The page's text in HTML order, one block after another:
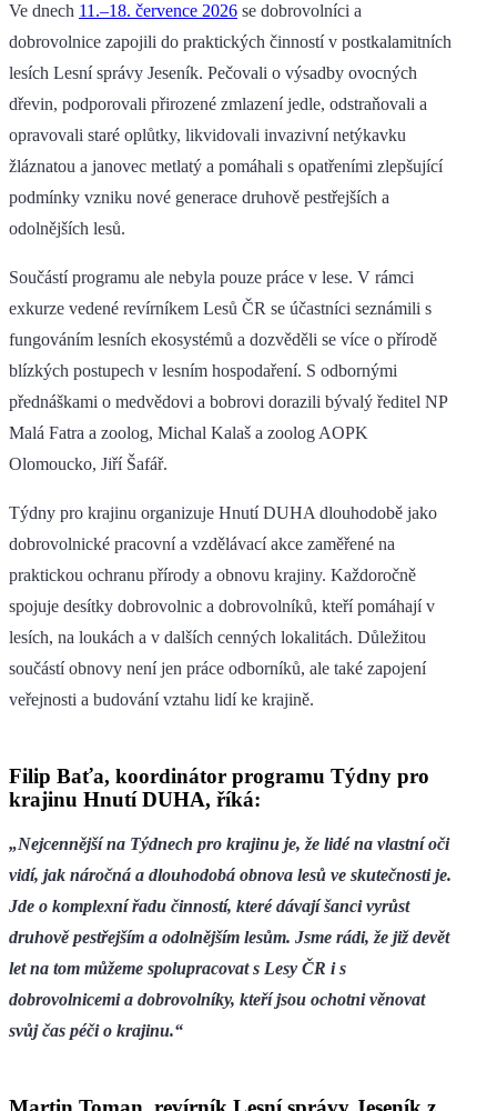
Ve dnech 11.–18. července 2026 se dobrovolníci a
dobrovolnice zapojili do praktických činností v postkalamitních
lesích Lesní správy Jeseník. Pečovali o výsadby ovocných
dřevin, podporovali přirozené zmlazení jedle, odstraňovali a
opravovali staré oplůtky, likvidovali invazivní netýkavku
žláznatou a janovec metlatý a pomáhali s opatřeními zlepšující
podmínky vzniku nové generace druhově pestřejších a
odolnějších lesů.
Součástí programu ale nebyla pouze práce v lese. V rámci
exkurze vedené revírníkem Lesů ČR se účastníci seznámili s
fungováním lesních ekosystémů a dozvěděli se více o přírodě
blízkých postupech v lesním hospodaření. S odbornými
přednáškami o medvědovi a bobrovi dorazili bývalý ředitel NP
Malá Fatra a zoolog, Michal Kalaš a zoolog AOPK
Olomoucko, Jiří Šafář.
Týdny pro krajinu organizuje Hnutí DUHA dlouhodobě jako
dobrovolnické pracovní a vzdělávací akce zaměřené na
praktickou ochranu přírody a obnovu krajiny. Každoročně
spojuje desítky dobrovolnic a dobrovolníků, kteří pomáhají v
lesích, na loukách a v dalších cenných lokalitách. Důležitou
součástí obnovy není jen práce odborníků, ale také zapojení
veřejnosti a budování vztahu lidí ke krajině.
Filip Baťa, koordinátor programu Týdny pro
krajinu Hnutí DUHA, říká:
„Nejcennější na Týdnech pro krajinu je, že lidé na vlastní oči
vidí, jak náročná a dlouhodobá obnova lesů ve skutečnosti je.
Jde o komplexní řadu činností, které dávají šanci vyrůst
druhově pestřejším a odolnějším lesům. Jsme rádi, že již devět
let na tom můžeme spolupracovat s Lesy ČR i s
dobrovolnicemi a dobrovolníky, kteří jsou ochotni věnovat
svůj čas péči o krajinu.“